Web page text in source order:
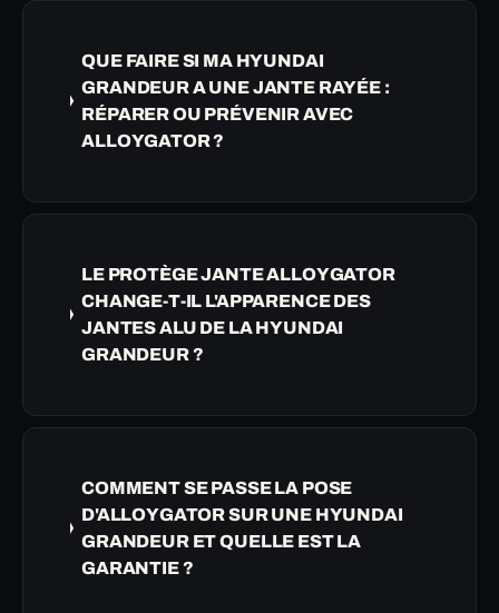
QUE FAIRE SI MA HYUNDAI
GRANDEUR A UNE JANTE RAYÉE :
RÉPARER OU PRÉVENIR AVEC
ALLOYGATOR ?
LE PROTÈGE JANTE ALLOYGATOR
CHANGE-T-IL L'APPARENCE DES
JANTES ALU DE LA HYUNDAI
GRANDEUR ?
COMMENT SE PASSE LA POSE
D'ALLOYGATOR SUR UNE HYUNDAI
GRANDEUR ET QUELLE EST LA
GARANTIE ?